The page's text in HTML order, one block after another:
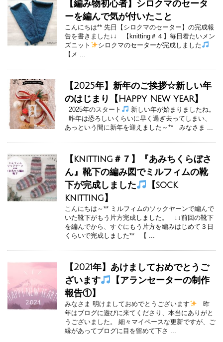
【編み物初心者】シロクマのセータ
ーを編んで気が付いたこと
こんにちは** 先日【シロクマのセーター】の完成報
告を書きました↓↓ 【knitting＃４】毎日着たいメン
ズニット
シロクマのセーターが完成しました
【メ ...
【2025年】新年のご挨拶☆新しい年
のはじまり【Happy New year】
2025年のスタート
新しい年が始まりましたね。
昨年は恐ろしいくらいに早く過ぎ去ってしまい、
あっという間に新年を迎えました～** みなさま ...
【knitting＃７】『あみちくらぼさ
ん』靴下の編み図でミルフィムの靴
下が完成しました
【sock
knitting】
こんにちは～** ミルフィムのソックヤーンで編んで
いた靴下がもう片方完成しました。 ↓↓前回の靴下
を編んでから、すぐにもう片方を編みはじめて３日
くらいで完成しました** 【 ...
【2021年】あけましておめでとうご
ざいます
【アランセーターの制作
報告①】
みなさま 明けましておめでとうございます
昨
年はブログに遊びに来てくださり、本当にありがと
うございました。 細々マイペースな更新ですが、ご
縁があってブログに目を留めて下さ ...